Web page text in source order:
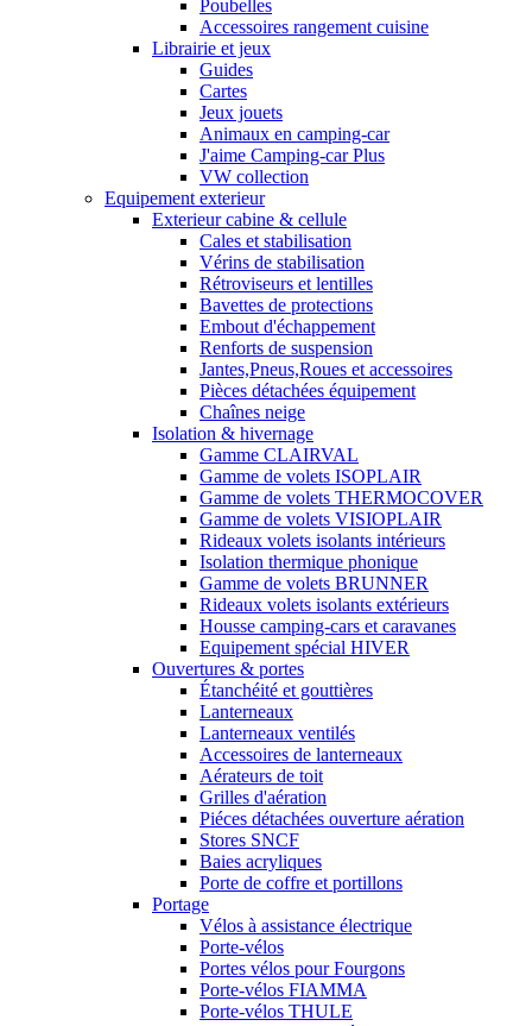
Poubelles
Accessoires rangement cuisine
Librairie et jeux
Guides
Cartes
Jeux jouets
Animaux en camping-car
J'aime Camping-car Plus
VW collection
Equipement exterieur
Exterieur cabine & cellule
Cales et stabilisation
Vérins de stabilisation
Rétroviseurs et lentilles
Bavettes de protections
Embout d'échappement
Renforts de suspension
Jantes,Pneus,Roues et accessoires
Pièces détachées équipement
Chaînes neige
Isolation & hivernage
Gamme CLAIRVAL
Gamme de volets ISOPLAIR
Gamme de volets THERMOCOVER
Gamme de volets VISIOPLAIR
Rideaux volets isolants intérieurs
Isolation thermique phonique
Gamme de volets BRUNNER
Rideaux volets isolants extérieurs
Housse camping-cars et caravanes
Equipement spécial HIVER
Ouvertures & portes
Étanchéité et gouttières
Lanterneaux
Lanterneaux ventilés
Accessoires de lanterneaux
Aérateurs de toit
Grilles d'aération
Piéces détachées ouverture aération
Stores SNCF
Baies acryliques
Porte de coffre et portillons
Portage
Vélos à assistance électrique
Porte-vélos
Portes vélos pour Fourgons
Porte-vélos FIAMMA
Porte-vélos THULE